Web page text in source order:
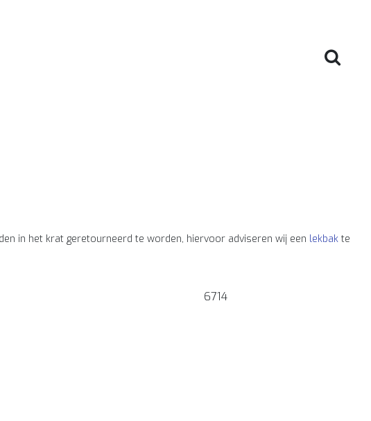
in het krat geretourneerd te worden, hiervoor adviseren wij een lekbak te
6714